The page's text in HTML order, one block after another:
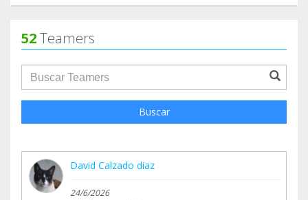
52Teamers
groupProfile.searchForm.search.text???
Buscar
David Calzado diaz
24/6/2026